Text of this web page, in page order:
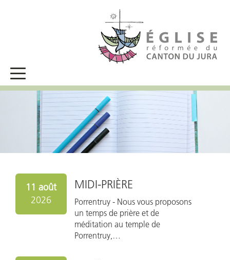
11 août
2026
MIDI-PRIÈRE
Porrentruy - Nous vous proposons
un temps de prière et de
méditation au temple de
Porrentruy,…